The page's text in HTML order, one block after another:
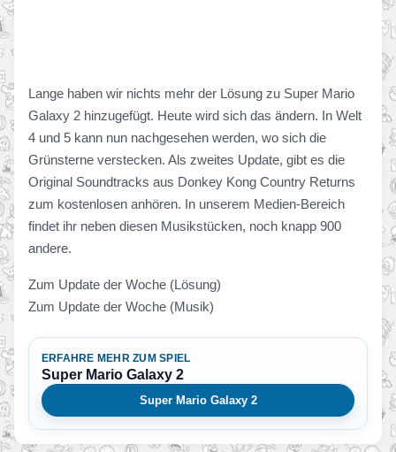
Lange haben wir nichts mehr der Lösung zu Super Mario
Galaxy 2 hinzugefügt. Heute wird sich das ändern. In Welt
4 und 5 kann nun nachgesehen werden, wo sich die
Grünsterne verstecken. Als zweites Update, gibt es die
Original Soundtracks aus Donkey Kong Country Returns
zum kostenlosen anhören. In unserem Medien-Bereich
findet ihr neben diesen Musikstücken, noch knapp 900
andere.
Zum Update der Woche (Lösung)
Zum Update der Woche (Musik)
ERFAHRE MEHR ZUM SPIEL
Super Mario Galaxy 2
Super Mario Galaxy 2